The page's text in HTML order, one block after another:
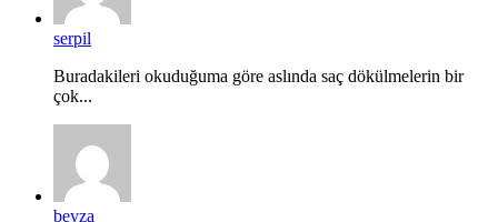
serpil
Buradakileri okuduğuma göre aslında saç dökülmelerin bir
çok...
beyza